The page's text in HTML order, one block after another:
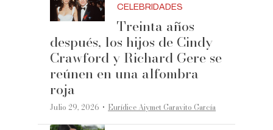
CELEBRIDADES
Treinta años
después, los hijos de Cindy
Crawford y Richard Gere se
reúnen en una alfombra
roja
Julio 29, 2026 ·Eurídice Aiymet Garavito García